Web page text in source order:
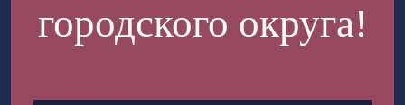
городского округа!